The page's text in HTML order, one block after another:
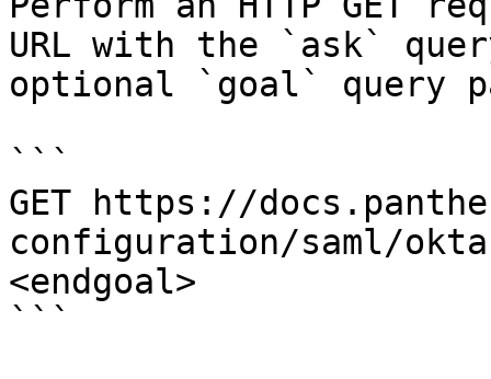
URL with the `ask`
optional `goal` query
```
GET https://
configuration/saml/
<endgoal>
```